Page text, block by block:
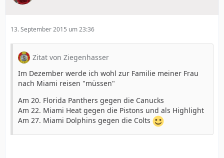
13. September 2015 um 23:36
Zitat von Ziegenhasser
Im Dezember werde ich wohl zur Familie meiner Frau
nach Miami reisen "müssen"
Am 20. Florida Panthers gegen die Canucks
Am 22. Miami Heat gegen die Pistons und als Highlight
Am 27. Miami Dolphins gegen die Colts